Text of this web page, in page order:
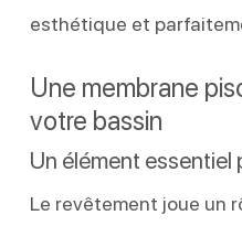
esthétique et
Une membrane
votre bassin
Un élément essentiel
Le revêtement joue un